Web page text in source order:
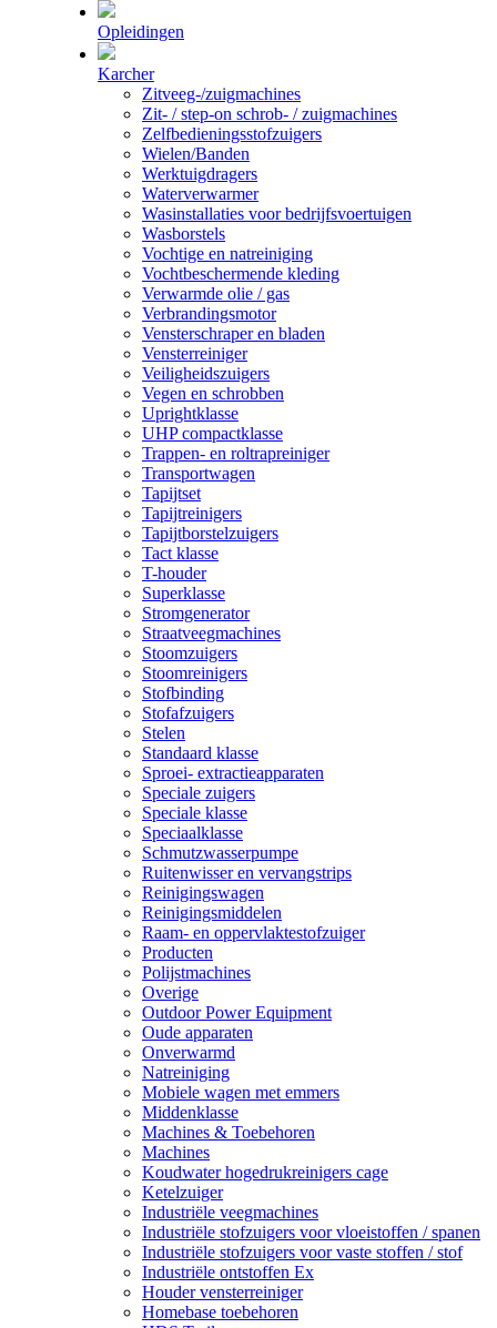
Opleidingen
Karcher
Zitveeg-/zuigmachines
Zit- / step-on schrob- / zuigmachines
Zelfbedieningsstofzuigers
Wielen/Banden
Werktuigdragers
Waterverwarmer
Wasinstallaties voor bedrijfsvoertuigen
Wasborstels
Vochtige en natreiniging
Vochtbeschermende kleding
Verwarmde olie / gas
Verbrandingsmotor
Vensterschraper en bladen
Vensterreiniger
Veiligheidszuigers
Vegen en schrobben
Uprightklasse
UHP compactklasse
Trappen- en roltrapreiniger
Transportwagen
Tapijtset
Tapijtreinigers
Tapijtborstelzuigers
Tact klasse
T-houder
Superklasse
Stromgenerator
Straatveegmachines
Stoomzuigers
Stoomreinigers
Stofbinding
Stofafzuigers
Stelen
Standaard klasse
Sproei- extractieapparaten
Speciale zuigers
Speciale klasse
Speciaalklasse
Schmutzwasserpumpe
Ruitenwisser en vervangstrips
Reinigingswagen
Reinigingsmiddelen
Raam- en oppervlaktestofzuiger
Producten
Polijstmachines
Overige
Outdoor Power Equipment
Oude apparaten
Onverwarmd
Natreiniging
Mobiele wagen met emmers
Middenklasse
Machines & Toebehoren
Machines
Koudwater hogedrukreinigers cage
Ketelzuiger
Industriële veegmachines
Industriële stofzuigers voor vloeistoffen / spanen
Industriële stofzuigers voor vaste stoffen / stof
Industriële ontstoffen Ex
Houder vensterreiniger
Homebase toebehoren